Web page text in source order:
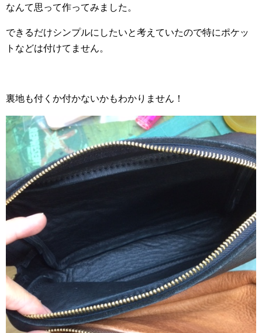
なんて思って作ってみました。
できるだけシンプルにしたいと考えていたので特にポケッ
トなどは付けてません。
裏地も付くか付かないかもわかりません！